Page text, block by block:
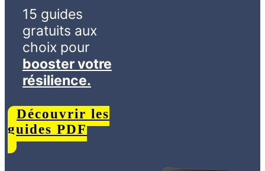
15 guides
gratuits aux
choix pour
booster votre
résilience.
Découvrir les
guides PDF